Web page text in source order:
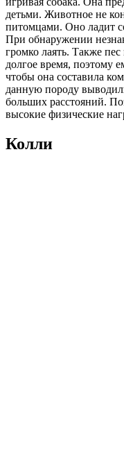
детьми. Животное не
питомцами. Оно ладит
При обнаружении
громко лаять. Также
долгое время, поэтому
чтобы она составила
данную породу
больших расстояний.
высокие физические
Колли